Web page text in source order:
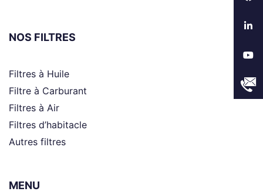
NOS FILTRES
Filtres à Huile
Filtre à Carburant
Filtres à Air
Filtres d’habitacle
Autres filtres
MENU